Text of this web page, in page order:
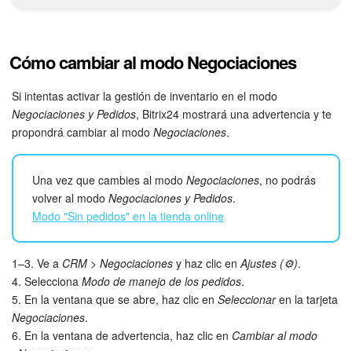
CRM
Reserva
Contact center
CRM Analytics
BI Builder
Bitrix24 Market
Sitios web
Cómo cambiar al modo Negociaciones
Si intentas activar la gestión de inventario en el modo
Negociaciones y Pedidos, Bitrix24 mostrará una advertencia y te
propondrá cambiar al modo Negociaciones.
Una vez que cambies al modo Negociaciones, no podrás
volver al modo Negociaciones y Pedidos.
Modo "Sin pedidos" en la tienda online
1–3. Ve a CRM > Negociaciones y haz clic enAjustes (⚙️).
4. Selecciona Modo de manejo de los pedidos.
5. En la ventana que se abre, haz clic en Seleccionaren la tarjeta
Negociaciones.
6. En la ventana de advertencia, haz clic en Cambiar al modo